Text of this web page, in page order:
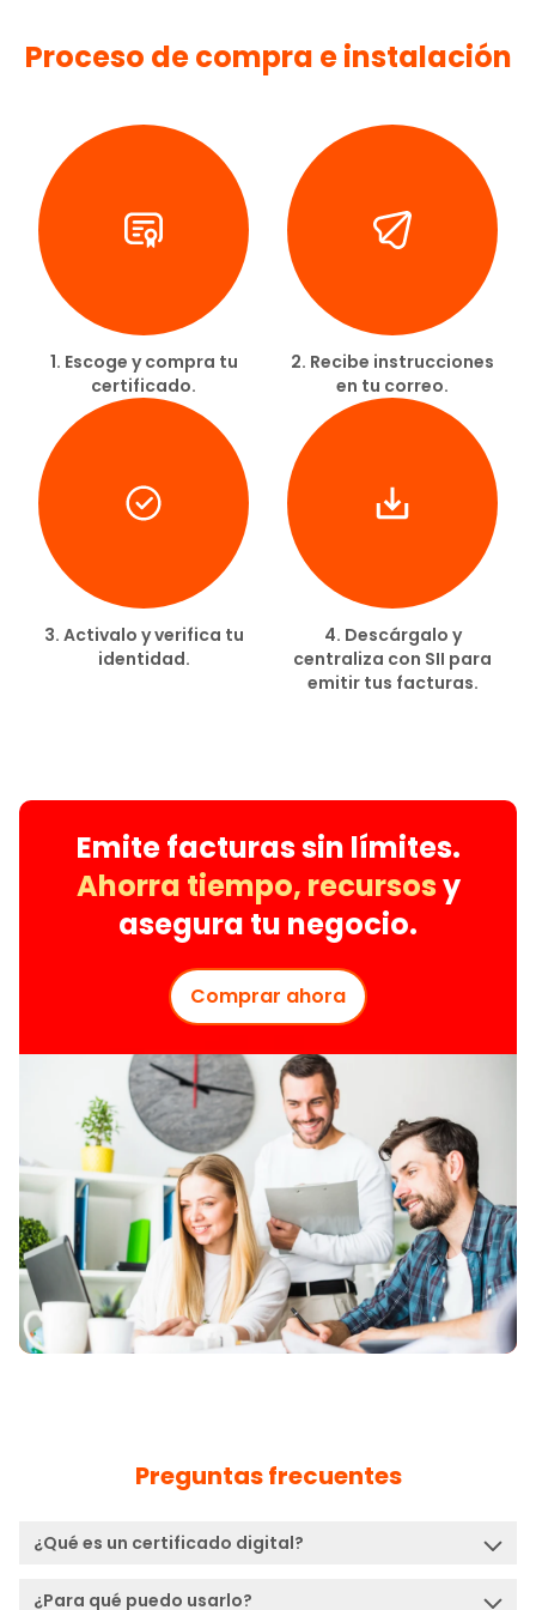
Proceso de compra e instalación
1. Escoge y compra tu
certificado.
2. Recibe instrucciones
en tu correo.
3. Activalo y verifica tu
identidad.
4. Descárgalo y
centraliza con SII para
emitir tus facturas.
Emite facturas sin límites.
Ahorra tiempo, recursosy
asegura tu negocio.
Comprar ahora
Preguntas frecuentes
¿Qué es un certificado digital?
Archivo encriptado que contiene mis datos personales
¿Para qué puedo usarlo?